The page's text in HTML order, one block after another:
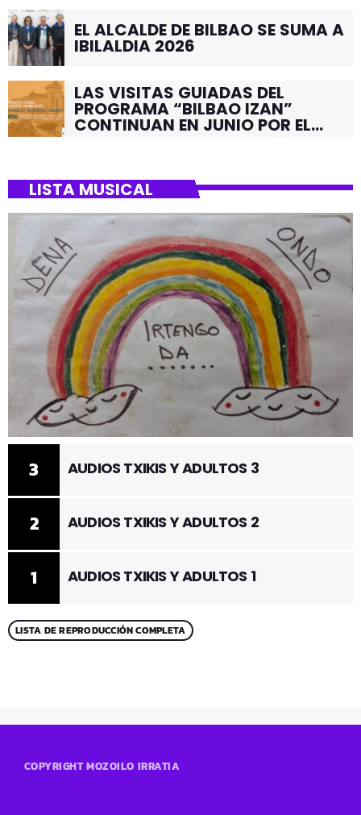
EL ALCALDE DE BILBAO SE SUMA A
IBILALDIA 2026
LAS VISITAS GUIADAS DEL
PROGRAMA “BILBAO IZAN”
CONTINUAN EN JUNIO POR EL
LISTA MUSICAL
1 AUDIOS TXIKIS Y ADULTOS 1
2 AUDIOS TXIKIS Y ADULTOS 2
3 AUDIOS TXIKIS Y ADULTOS 3
LISTA DE REPRODUCCIÓN COMPLETA
COPYRIGHT MOZOILO IRRATIA